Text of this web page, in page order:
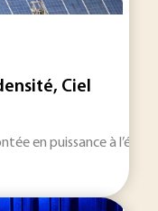
Ciel
en puissance à